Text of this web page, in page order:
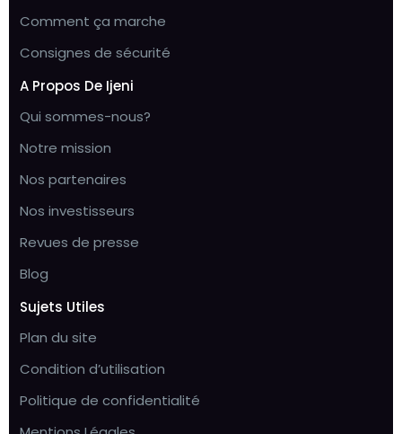
Comment ça marche
Consignes de sécurité
A Propos De Ijeni
Qui sommes-nous?
Notre mission
Nos partenaires
Nos investisseurs
Revues de presse
Blog
Sujets Utiles
Plan du site
Condition d’utilisation
Politique de confidentialité